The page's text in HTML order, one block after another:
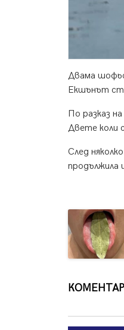
Двама
Екшънът
По разказ
Двете коли
След
продължила